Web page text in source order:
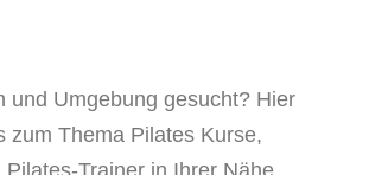
und Umgebung gesucht? Hier
zum Thema Pilates Kurse,
Trainer in Ihrer Nähe.